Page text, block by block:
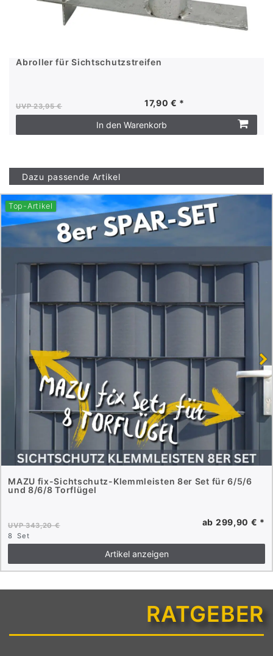
Abroller für Sichtschutzstreifen
UVP 23,95 € 17,90 € *
In den Warenkorb
Dazu passende Artikel
Top-Artikel
MAZU fix-Sichtschutz-Klemmleisten 8er Set für 6/5/6
und 8/6/8 Torflügel
UVP 343,20 € ab 299,90 € *
8 Set
Artikel anzeigen
RATGEBER